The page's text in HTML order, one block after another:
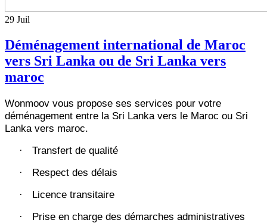
29 Juil
Déménagement international de Maroc
vers Sri Lanka ou de Sri Lanka vers
maroc
Wonmoov vous propose ses services pour votre
déménagement entre la Sri Lanka vers le Maroc ou Sri
Lanka vers maroc.
· Transfert de qualité
· Respect des délais
· Licence transitaire
·
Prise en charge des démarches administratives